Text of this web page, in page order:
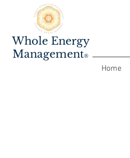
Whole Energy
Management®️
Home